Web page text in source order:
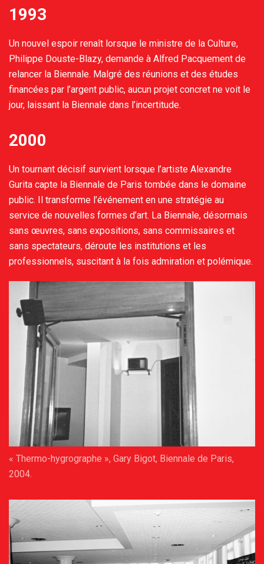
1993
Un nouvel espoir renaît lorsque le ministre de la Culture,
Philippe Douste-Blazy, demande à Alfred Pacquement de
relancer la Biennale. Malgré des réunions et des études
financées par l’argent public, aucun projet concret ne voit le
jour, laissant la Biennale dans l’incertitude.
2000
Un tournant décisif survient lorsque l’artiste Alexandre
Gurita capte la Biennale de Paris tombée dans le domaine
public. Il transforme l’événement en une stratégie au
service de nouvelles formes d’art. La Biennale, désormais
sans œuvres, sans expositions, sans commissaires et
sans spectateurs, déroute les institutions et les
professionnels, suscitant à la fois admiration et polémique.
« Thermo-hygrographe », Gary Bigot, Biennale de Paris,
2004.